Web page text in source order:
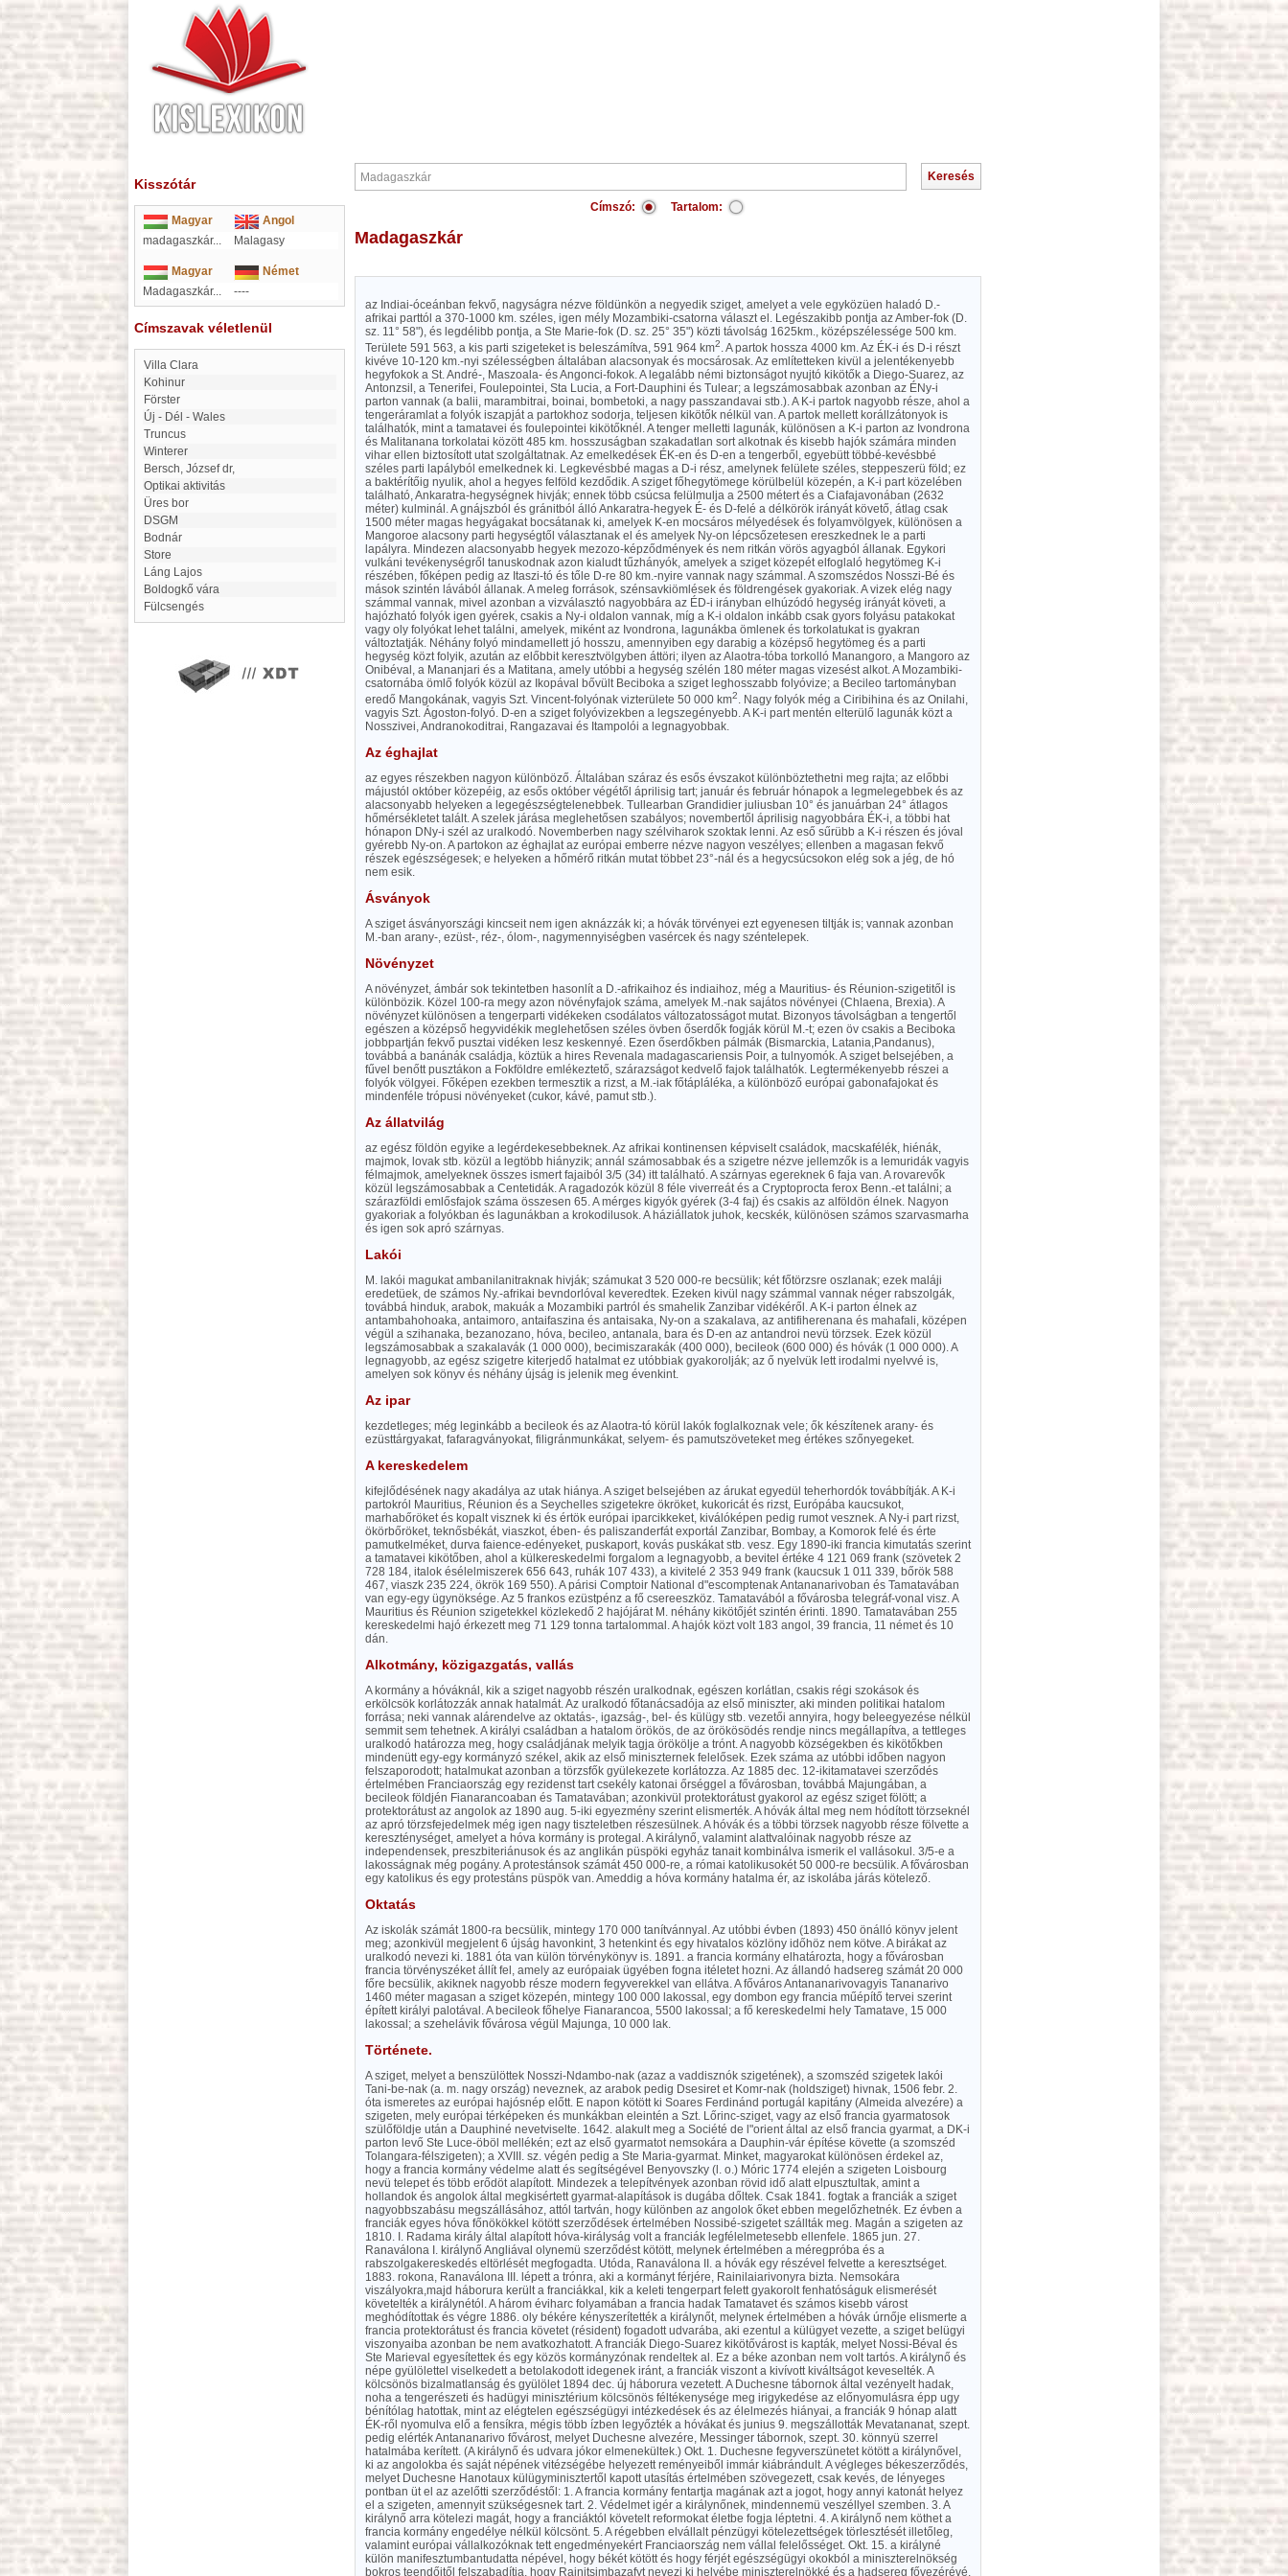
Kisszótár
Magyar
Angol
madagaszkár... Malagasy
Magyar
Német
Madagaszkár...
----
Címszavak véletlenül
Villa Clara
Kohinur
Förster
Új - Dél - Wales
Truncus
Winterer
Bersch, József dr,
optikai aktivitás
Üres bor
DSGM
Bodnár
Store
Láng Lajos
Boldogkő vára
Fülcsengés
Címszó: Tartalom:
Madagaszkár
az Indiai-óceánban fekvő, nagyságra nézve földünkön a negyedik sziget, amelyet a vele egyközüen haladó D.-
afrikai parttól a 370-1000 km. széles, igen mély Mozambiki-csatorna választ el. Legészakibb pontja az Amber-fok (D.
sz. 11° 58"), és legdélibb pontja, a Ste Marie-fok (D. sz. 25° 35") közti távolság 1625km., középszélessége 500 km.
Területe 591 563, a kis parti szigeteket is beleszámítva, 591 964 km2. A partok hossza 4000 km. Az ÉK-i és D-i részt
kivéve 10-120 km.-nyi szélességben általában alacsonyak és mocsárosak. Az említetteken kivül a jelentékenyebb
hegyfokok a St. André-, Maszoala- és Angonci-fokok. A legalább némi biztonságot nyujtó kikötők a Diego-Suarez, az
Antonzsil, a Tenerifei, Foulepointei, Sta Lucia, a Fort-Dauphini és Tulear; a legszámosabbak azonban az ÉNy-i
parton vannak (a balii, marambitrai, boinai, bombetoki, a nagy passzandavai stb.). A K-i partok nagyobb része, ahol a
tengeráramlat a folyók iszapját a partokhoz sodorja, teljesen kikötők nélkül van. A partok mellett korállzátonyok is
találhatók, mint a tamatavei és foulepointei kikötőknél. A tenger melletti lagunák, különösen a K-i parton az Ivondrona
és Malitanana torkolatai között 485 km. hosszuságban szakadatlan sort alkotnak és kisebb hajók számára minden
vihar ellen biztosított utat szolgáltatnak. Az emelkedések ÉK-en és D-en a tengerből, egyebütt többé-kevésbbé
széles parti lapályból emelkednek ki. Legkevésbbé magas a D-i rész, amelynek felülete széles, steppeszerü föld; ez
a baktérítőig nyulik, ahol a hegyes felföld kezdődik. A sziget főhegytömege körülbelül közepén, a K-i part közelében
található, Ankaratra-hegységnek hivják; ennek több csúcsa felülmulja a 2500 métert és a Ciafajavonában (2632
méter) kulminál. A gnájszból és gránitból álló Ankaratra-hegyek É- és D-felé a délkörök irányát követő, átlag csak
1500 méter magas hegyágakat bocsátanak ki, amelyek K-en mocsáros mélyedések és folyamvölgyek, különösen a
Mangoroe alacsony parti hegységtől választanak el és amelyek Ny-on lépcsőzetesen ereszkednek le a parti
lapályra. Mindezen alacsonyabb hegyek mezozo-képződmények és nem ritkán vörös agyagból állanak. Egykori
vulkáni tevékenységről tanuskodnak azon kialudt tűzhányók, amelyek a sziget közepét elfoglaló hegytömeg K-i
részében, főképen pedig az Itaszi-tó és tőle D-re 80 km.-nyire vannak nagy számmal. A szomszédos Nosszi-Bé és
mások szintén lávából állanak. A meleg források, szénsavkiömlések és földrengések gyakoriak. A vizek elég nagy
számmal vannak, mivel azonban a vizválasztó nagyobbára az ÉD-i irányban elhúzódó hegység irányát követi, a
hajózható folyók igen gyérek, csakis a Ny-i oldalon vannak, míg a K-i oldalon inkább csak gyors folyásu patakokat
vagy oly folyókat lehet találni, amelyek, miként az Ivondrona, lagunákba ömlenek és torkolatukat is gyakran
változtatják. Néhány folyó mindamellett jó hosszu, amennyiben egy darabig a középső hegytömeg és a parti
hegység közt folyik, azután az előbbit keresztvölgyben áttöri; ilyen az Alaotra-tóba torkolló Manangoro, a Mangoro az
Onibéval, a Mananjari és a Matitana, amely utóbbi a hegység szélén 180 méter magas vizesést alkot. A Mozambiki-
csatornába ömlő folyók közül az Ikopával bővült Beciboka a sziget leghosszabb folyóvize; a Becileo tartományban
eredő Mangokának, vagyis Szt. Vincent-folyónak vizterülete 50 000 km2. Nagy folyók még a Ciribihina és az Onilahi,
vagyis Szt. Ágoston-folyó. D-en a sziget folyóvizekben a legszegényebb. A K-i part mentén elterülő lagunák közt a
Nosszivei, Andranokoditrai, Rangazavai és Itampolói a legnagyobbak.
Az éghajlat
az egyes részekben nagyon különböző. Általában száraz és esős évszakot különböztethetni meg rajta; az előbbi
májustól október közepéig, az esős október végétől áprilisig tart; január és február hónapok a legmelegebbek és az
alacsonyabb helyeken a legegészségtelenebbek. Tullearban Grandidier juliusban 10° és januárban 24° átlagos
hőmérsékletet talált. A szelek járása meglehetősen szabályos; novembertől áprilisig nagyobbára ÉK-i, a többi hat
hónapon DNy-i szél az uralkodó. Novemberben nagy szélviharok szoktak lenni. Az eső sűrübb a K-i részen és jóval
gyérebb Ny-on. A partokon az éghajlat az európai emberre nézve nagyon veszélyes; ellenben a magasan fekvő
részek egészségesek; e helyeken a hőmérő ritkán mutat többet 23°-nál és a hegycsúcsokon elég sok a jég, de hó
nem esik.
Ásványok
A sziget ásványországi kincseit nem igen aknázzák ki; a hóvák törvényei ezt egyenesen tiltják is; vannak azonban
M.-ban arany-, ezüst-, réz-, ólom-, nagymennyiségben vasércek és nagy széntelepek.
Növényzet
A növényzet, ámbár sok tekintetben hasonlít a D.-afrikaihoz és indiaihoz, még a Mauritius- és Réunion-szigetitől is
különbözik. Közel 100-ra megy azon növényfajok száma, amelyek M.-nak sajátos növényei (Chlaena, Brexia). A
növényzet különösen a tengerparti vidékeken csodálatos változatosságot mutat. Bizonyos távolságban a tengertől
egészen a középső hegyvidékik meglehetősen széles övben őserdők fogják körül M.-t; ezen öv csakis a Beciboka
jobbpartján fekvő pusztai vidéken lesz keskennyé. Ezen őserdőkben pálmák (Bismarckia, Latania,Pandanus),
továbbá a banánák családja, köztük a hires Revenala madagascariensis Poir, a tulnyomók. A sziget belsejében, a
fűvel benőtt pusztákon a Fokföldre emlékeztető, szárazságot kedvelő fajok találhatók. Legtermékenyebb részei a
folyók völgyei. Főképen ezekben termesztik a rizst, a M.-iak főtápláléka, a különböző európai gabonafajokat és
mindenféle trópusi növényeket (cukor, kávé, pamut stb.).
Az állatvilág
az egész földön egyike a legérdekesebbeknek. Az afrikai kontinensen képviselt családok, macskafélék, hiénák,
majmok, lovak stb. közül a legtöbb hiányzik; annál számosabbak és a szigetre nézve jellemzők is a lemuridák vagyis
félmajmok, amelyeknek összes ismert fajaiból 3/5 (34) itt található. A szárnyas egereknek 6 faja van. A rovarevők
közül legszámosabbak a Centetidák. A ragadozók közül 8 féle viverreát és a Cryptoprocta ferox Benn.-et találni; a
szárazföldi emlősfajok száma összesen 65. A mérges kigyók gyérek (3-4 faj) és csakis az alföldön élnek. Nagyon
gyakoriak a folyókban és lagunákban a krokodilusok. A háziállatok juhok, kecskék, különösen számos szarvasmarha
és igen sok apró szárnyas.
Lakói
M. lakói magukat ambanilanitraknak hivják; számukat 3 520 000-re becsülik; két főtörzsre oszlanak; ezek maláji
eredetüek, de számos Ny.-afrikai bevndorlóval keveredtek. Ezeken kivül nagy számmal vannak néger rabszolgák,
továbbá hinduk, arabok, makuák a Mozambiki partról és smahelik Zanzibar vidékéről. A K-i parton élnek az
antambahohoaka, antaimoro, antaifaszina és antaisaka, Ny-on a szakalava, az antifiherenana és mahafali, középen
végül a szihanaka, bezanozano, hóva, becileo, antanala, bara és D-en az antandroi nevü törzsek. Ezek közül
legszámosabbak a szakalavák (1 000 000), becimiszarakák (400 000), becileok (600 000) és hóvák (1 000 000). A
legnagyobb, az egész szigetre kiterjedő hatalmat ez utóbbiak gyakorolják; az ő nyelvük lett irodalmi nyelvvé is,
amelyen sok könyv és néhány újság is jelenik meg évenkint.
Az ipar
kezdetleges; még leginkább a becileok és az Alaotra-tó körül lakók foglalkoznak vele; ők készítenek arany- és
ezüsttárgyakat, fafaragványokat, filigránmunkákat, selyem- és pamutszöveteket meg értékes szőnyegeket.
A kereskedelem
kifejlődésének nagy akadálya az utak hiánya. A sziget belsejében az árukat egyedül teherhordók továbbítják. A K-i
partokról Mauritius, Réunion és a Seychelles szigetekre ökröket, kukoricát és rizst, Európába kaucsukot,
marhabőröket és kopalt visznek ki és értök európai iparcikkeket, kiválóképen pedig rumot vesznek. A Ny-i part rizst,
ökörbőröket, teknősbékát, viaszkot, ében- és paliszanderfát exportál Zanzibar, Bombay, a Komorok felé és érte
pamutkelméket, durva faience-edényeket, puskaport, kovás puskákat stb. vesz. Egy 1890-iki francia kimutatás szerint
a tamatavei kikötőben, ahol a külkereskedelmi forgalom a legnagyobb, a bevitel értéke 4 121 069 frank (szövetek 2
728 184, italok ésélelmiszerek 656 643, ruhák 107 433), a kivitelé 2 353 949 frank (kaucsuk 1 011 339, bőrök 588
467, viaszk 235 224, ökrök 169 550). A párisi Comptoir National d"escomptenak Antananarivoban és Tamatavában
van egy-egy ügynöksége. Az 5 frankos ezüstpénz a fő csereeszköz. Tamatavából a fővárosba telegráf-vonal visz. A
Mauritius és Réunion szigetekkel közlekedő 2 hajójárat M. néhány kikötőjét szintén érinti. 1890. Tamatavában 255
kereskedelmi hajó érkezett meg 71 129 tonna tartalommal. A hajók közt volt 183 angol, 39 francia, 11 német és 10
dán.
Alkotmány, közigazgatás, vallás
A kormány a hóváknál, kik a sziget nagyobb részén uralkodnak, egészen korlátlan, csakis régi szokások és
erkölcsök korlátozzák annak hatalmát. Az uralkodó főtanácsadója az első miniszter, aki minden politikai hatalom
forrása; neki vannak alárendelve az oktatás-, igazság-, bel- és külügy stb. vezetői annyira, hogy beleegyezése nélkül
semmit sem tehetnek. A királyi családban a hatalom örökös, de az örökösödés rendje nincs megállapítva, a tettleges
uralkodó határozza meg, hogy családjának melyik tagja örökölje a trónt. A nagyobb községekben és kikötőkben
mindenütt egy-egy kormányzó székel, akik az első miniszternek felelősek. Ezek száma az utóbbi időben nagyon
felszaporodott; hatalmukat azonban a törzsfők gyülekezete korlátozza. Az 1885 dec. 12-ikitamatavei szerződés
értelmében Franciaország egy rezidenst tart csekély katonai őrséggel a fővárosban, továbbá Majungában, a
becileok földjén Fianarancoaban és Tamatavában; azonkivül protektorátust gyakorol az egész sziget fölött; a
protektorátust az angolok az 1890 aug. 5-iki egyezmény szerint elismerték. A hóvák által meg nem hódított törzseknél
az apró törzsfejedelmek még igen nagy tiszteletben részesülnek. A hóvák és a többi törzsek nagyobb része fölvette a
kereszténységet, amelyet a hóva kormány is protegal. A királynő, valamint alattvalóinak nagyobb része az
independensek, preszbiteriánusok és az anglikán püspöki egyház tanait kombinálva ismerik el vallásokul. 3/5-e a
lakosságnak még pogány. A protestánsok számát 450 000-re, a római katolikusokét 50 000-re becsülik. A fővárosban
egy katolikus és egy protestáns püspök van. Ameddig a hóva kormány hatalma ér, az iskolába járás kötelező.
Oktatás
Az iskolák számát 1800-ra becsülik, mintegy 170 000 tanítvánnyal. Az utóbbi évben (1893) 450 önálló könyv jelent
meg; azonkivül megjelent 6 újság havonkint, 3 hetenkint és egy hivatalos közlöny időhöz nem kötve. A birákat az
uralkodó nevezi ki. 1881 óta van külön törvénykönyv is. 1891. a francia kormány elhatározta, hogy a fővárosban
francia törvényszéket állít fel, amely az európaiak ügyében fogna itéletet hozni. Az állandó hadsereg számát 20 000
főre becsülik, akiknek nagyobb része modern fegyverekkel van ellátva. A főváros Antananarivovagyis Tananarivo
1460 méter magasan a sziget közepén, mintegy 100 000 lakossal, egy dombon egy francia műépítő tervei szerint
épített királyi palotával. A becileok főhelye Fianarancoa, 5500 lakossal; a fő kereskedelmi hely Tamatave, 15 000
lakossal; a szehelávik fővárosa végül Majunga, 10 000 lak.
Története.
A sziget, melyet a benszülöttek Nosszi-Ndambo-nak (azaz a vaddisznók szigetének), a szomszéd szigetek lakói
Tani-be-nak (a. m. nagy ország) neveznek, az arabok pedig Dsesiret et Komr-nak (holdsziget) hivnak, 1506 febr. 2.
óta ismeretes az európai hajósnép előtt. E napon kötött ki Soares Ferdinánd portugál kapitány (Almeida alvezére) a
szigeten, mely európai térképeken és munkákban eleintén a Szt. Lőrinc-sziget, vagy az első francia gyarmatosok
szülőföldje után a Dauphiné nevetviselte. 1642. alakult meg a Société de l"orient által az első francia gyarmat, a DK-i
parton levő Ste Luce-öböl mellékén; ezt az első gyarmatot nemsokára a Dauphin-vár építése követte (a szomszéd
Tolangara-félszigeten); a XVIII. sz. végén pedig a Ste Maria-gyarmat. Minket, magyarokat különösen érdekel az,
hogy a francia kormány védelme alatt és segítségével Benyovszky (l. o.) Móric 1774 elején a szigeten Loisbourg
nevü telepet és több erődöt alapított. Mindezek a telepítvények azonban rövid idő alatt elpusztultak, amint a
hollandok és angolok által megkisértett gyarmat-alapítások is dugába dőltek. Csak 1841. fogtak a franciák a sziget
nagyobbszabásu megszállásához, attól tartván, hogy különben az angolok őket ebben megelőzhetnék. Ez évben a
franciák egyes hóva főnökökkel kötött szerződések értelmében Nossibé-szigetet szállták meg. Magán a szigeten az
1810. I. Radama király által alapított hóva-királyság volt a franciák legfélelmetesebb ellenfele. 1865 jun. 27.
Ranaválona I. királynő Angliával olynemü szerződést kötött, melynek értelmében a méregpróba és a
rabszolgakereskedés eltörlését megfogadta. Utóda, Ranaválona II. a hóvák egy részével felvette a keresztséget.
1883. rokona, Ranaválona III. lépett a trónra, aki a kormányt férjére, Rainilaiarivonyra bizta. Nemsokára
viszályokra,majd háborura került a franciákkal, kik a keleti tengerpart felett gyakorolt fenhatóságuk elismerését
követelték a királynétól. A három éviharc folyamában a francia hadak Tamatavet és számos kisebb várost
meghódítottak és végre 1886. oly békére kényszerítették a királynőt, melynek értelmében a hóvák úrnője elismerte a
francia protektorátust és francia követet (résident) fogadott udvarába, aki ezentul a külügyet vezette, a sziget belügyi
viszonyaiba azonban be nem avatkozhatott. A franciák Diego-Suarez kikötővárost is kapták, melyet Nossi-Béval és
Ste Marieval egyesítettek és egy közös kormányzónak rendeltek al. Ez a béke azonban nem volt tartós. A királynő és
népe gyülölettel viselkedett a betolakodott idegenek iránt, a franciák viszont a kivívott kiváltságot keveselték. A
kölcsönös bizalmatlanság és gyülölet 1894 dec. új háborura vezetett. A Duchesne tábornok által vezényelt hadak,
noha a tengerészeti és hadügyi minisztérium kölcsönös féltékenysége meg irigykedése az előnyomulásra épp ugy
bénítólag hatottak, mint az elégtelen egészségügyi intézkedések és az élelmezés hiányai, a franciák 9 hónap alatt
ÉK-ről nyomulva elő a fensíkra, mégis több ízben legyőzték a hóvákat és junius 9. megszállották Mevatananat, szept.
pedig elérték Antananarivo fővárost, melyet Duchesne alvezére, Messinger tábornok, szept. 30. könnyü szerrel
hatalmába kerített. (A királynő és udvara jókor elmenekültek.) Okt. 1. Duchesne fegyverszünetet kötött a királynővel,
ki az angolokba és saját népének vitézségébe helyezett reményeiből immár kiábrándult. A végleges békeszerződés,
melyet Duchesne Hanotaux külügyminisztertől kapott utasítás értelmében szövegezett, csak kevés, de lényeges
pontban üt el az azelőtti szerződéstől: 1. A francia kormány fentartja magának azt a jogot, hogy annyi katonát helyez
el a szigeten, amennyit szükségesnek tart. 2. Védelmet igér a királynőnek, mindennemü veszéllyel szemben. 3. A
királynő arra kötelezi magát, hogy a franciáktól követelt reformokat életbe fogja léptetni. 4. A királynő nem köthet a
francia kormány engedélye nélkül kölcsönt. 5. A régebben elvállalt pénzügyi kötelezettségek törlesztését illetőleg,
valamint európai vállalkozóknak tett engedményekért Franciaország nem vállal felelősséget. Okt. 15. a királyné
külön manifesztumbantudatta népével, hogy békét kötött és hogy férjét egészségügyi okokból a miniszterelnökség
bokros teendőitől felszabadítja, hogy Rainitsimbazafyt nevezi ki helyébe miniszterelnökké és a hadsereg fővezérévé.